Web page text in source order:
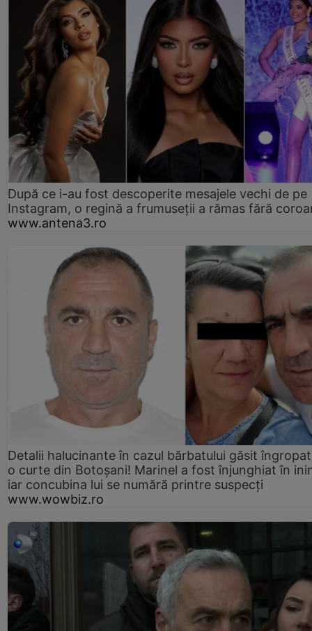
După ce i-au fost descoperite mesajele vechi de pe
Instagram, o regină a frumuseții a rămas fără
www.antena3.ro
Detalii halucinante în cazul bărbatului găsit
o curte din Botoșani! Marinel a fost înjunghiat în
iar concubina lui se numără printre suspecți
www.wowbiz.ro